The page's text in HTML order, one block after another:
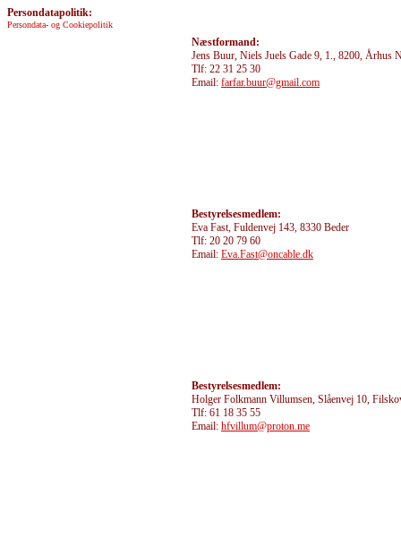
Persondatapolitik:
Persondata- og Cookiepolitik
Næstformand:
Jens Buur, Niels Juels Gade 9, 1., 8200, Århus
Tlf: 22 31 25 30
Email: farfar.buur@gmail.com
Bestyrelsesmedlem:
Eva Fast, Fuldenvej 143, 8330 Beder
Tlf: 20 20 79 60
Email: Eva.Fast@oncable.dk
Bestyrelsesmedlem:
Holger Folkmann Villumsen, Slåenvej 10,
Tlf: 61 18 35 55
Email: hfvillum@proton.me